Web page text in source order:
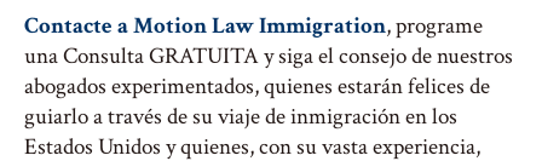
Contacte a Motion Law Immigration, programe
una Consulta GRATUITA y siga el consejo de nuestros
abogados experimentados, quienes estarán felices de
guiarlo a través de su viaje de inmigración en los
Estados Unidos y quienes, con su vasta experiencia,